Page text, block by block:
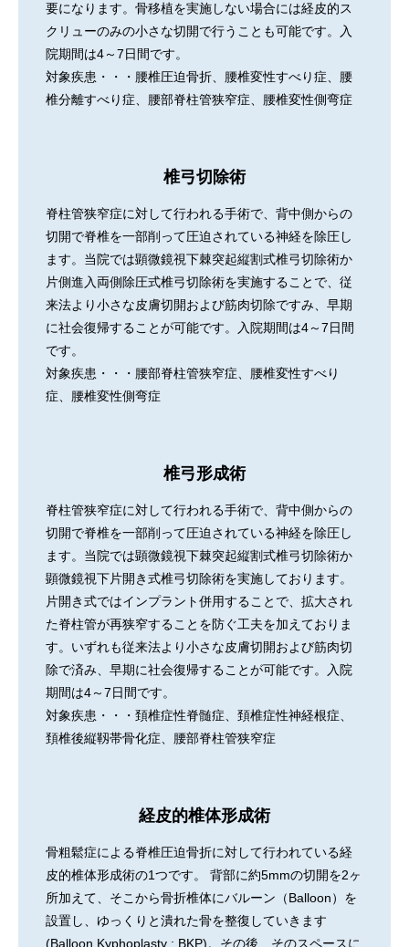
要になります。骨移植を実施しない場合には経皮的ス
クリューのみの小さな切開で行うことも可能です。入
院期間は4～7日間です。
対象疾患・・・腰椎圧迫骨折、腰椎変性すべり症、腰
椎分離すべり症、腰部脊柱管狭窄症、腰椎変性側弯症
椎弓切除術
脊柱管狭窄症に対して行われる手術で、背中側からの
切開で脊椎を一部削って圧迫されている神経を除圧し
ます。当院では顕微鏡視下棘突起縦割式椎弓切除術か
片側進入両側除圧式椎弓切除術を実施することで、従
来法より小さな皮膚切開および筋肉切除ですみ、早期
に社会復帰することが可能です。入院期間は4～7日間
です。
対象疾患・・・腰部脊柱管狭窄症、腰椎変性すべり
症、腰椎変性側弯症
椎弓形成術
脊柱管狭窄症に対して行われる手術で、背中側からの
切開で脊椎を一部削って圧迫されている神経を除圧し
ます。当院では顕微鏡視下棘突起縦割式椎弓切除術か
顕微鏡視下片開き式椎弓切除術を実施しております。
片開き式ではインプラント併用することで、拡大され
た脊柱管が再狭窄することを防ぐ工夫を加えておりま
す。いずれも従来法より小さな皮膚切開および筋肉切
除で済み、早期に社会復帰することが可能です。入院
期間は4～7日間です。
対象疾患・・・頚椎症性脊髄症、頚椎症性神経根症、
頚椎後縦靱帯骨化症、腰部脊柱管狭窄症
経皮的椎体形成術
骨粗鬆症による脊椎圧迫骨折に対して行われている経
皮的椎体形成術の1つです。 背部に約5mmの切開を2ヶ
所加えて、そこから骨折椎体にバルーン（Balloon）を
設置し、ゆっくりと潰れた骨を整復していきます
(Balloon Kyphoplasty : BKP)。その後、そのスペースに